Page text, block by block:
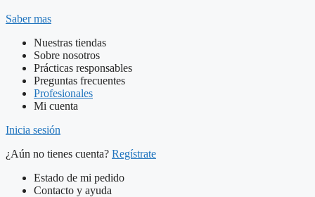
Saber mas
Nuestras tiendas
Sobre nosotros
Prácticas responsables
Preguntas frecuentes
Profesionales
Mi cuenta
Inicia sesión
¿Aún no tienes cuenta? Regístrate
Estado de mi pedido
Contacto y ayuda